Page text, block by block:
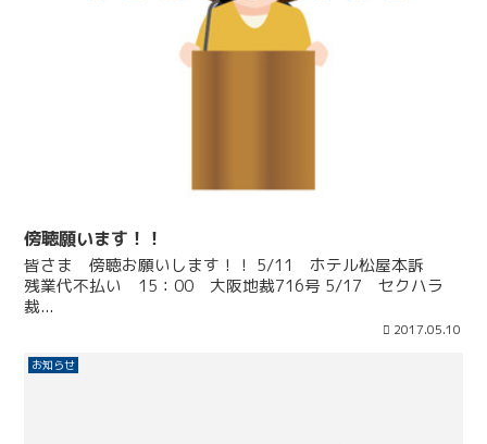
傍聴願います！！
皆さま 傍聴お願いします！！ 5/11 ホテル松屋本訴
残業代不払い 15：00 大阪地裁716号 5/17 セクハラ
裁...
2017.05.10
お知らせ